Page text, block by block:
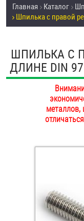
УСЛУГИ
СКИДКИ
ОПТ
ПОКУПАТЕЛЯМ
ОПЛАТА И
НАШИ МАГАЗИНЫ
Анкеры
Болты и винты
Втулки
Заклепки
Главная Каталог
Шпилька с правой
ШПИЛЬКА С
ДЛИНЕ DIN
металлов,